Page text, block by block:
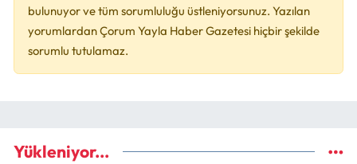
bulunuyor ve tüm sorumluluğu üstleniyorsunuz. Yazılan
yorumlardan Çorum Yayla Haber Gazetesi hiçbir şekilde
sorumlu tutulamaz.
Yükleniyor...